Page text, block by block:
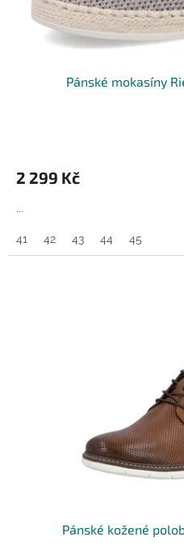
Pánské mokasíny
2 299 Kč
...
41 42 43 44 45
Pánské kožené